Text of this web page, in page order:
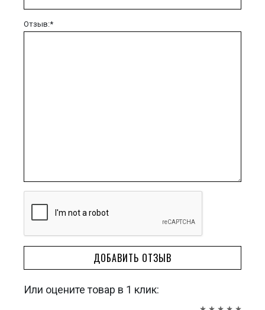
Отзыв:*
ДОБАВИТЬ ОТЗЫВ
Или оцените товар в 1 клик: